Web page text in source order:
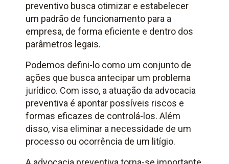
preventivo busca otimizar e estabelecer
um padrão de funcionamento para a
empresa, de forma eficiente e dentro dos
parâmetros legais.
Podemos defini-lo como um conjunto de
ações que busca antecipar um problema
jurídico. Com isso, a atuação da advocacia
preventiva é apontar possíveis riscos e
formas eficazes de controlá-los. Além
disso, visa eliminar a necessidade de um
processo ou ocorrência de um litígio.